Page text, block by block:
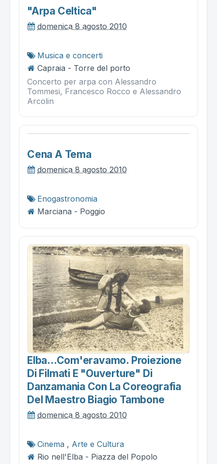
"arpa Celtica"
domenica 8 agosto 2010
Musica e concerti
Capraia - Torre del porto
Concerto per arpa con Alessandro
Tommesi, Francesco Rocco e Alessandro
Arcolin
Cena A Tema
domenica 8 agosto 2010
Enogastronomia
Marciana - Poggio
Elba...com'eravamo. Proiezione
Di Filmati E "ouverture" Di
Danzamania Con La Coreografia
Del Maestro Biagio Tambone
domenica 8 agosto 2010
Cinema , Arte e Cultura
Rio nell'Elba - Piazza del Popolo